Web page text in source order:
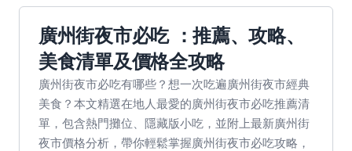
廣州街夜市必吃 ：推薦、攻略、
美食清單及價格全攻略
廣州街夜市必吃有哪些？想一次吃遍廣州街夜市經典
美食？本文精選在地人最愛的廣州街夜市必吃推薦清
單，包含熱門攤位、隱藏版小吃，並附上最新廣州街
夜市價格分析，帶你輕鬆掌握廣州街夜市必吃攻略，